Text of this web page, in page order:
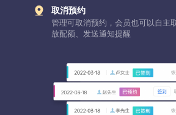
取消预约
管理可取消预约，会员也可以自主
放配额、发送通知提醒